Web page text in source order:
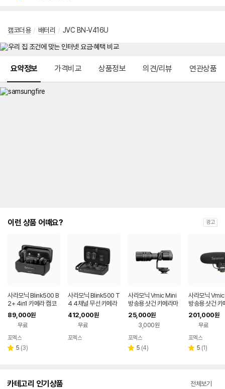
캠코더용 / 배터리 / JVC BN-V416U
요약정보 가격비교 상품정보 의견/리뷰 연관상품
이런 상품 어때요? 광고
사라모닉 Blink500 B
2+ 4in1 카메라 캠코
더 마이크
89,000원
무료
페이
포멕스
별 5 리
(3)
사라모닉 Blink500 T
4 4채널 무선 카메라
마이크 세트
412,000원
무료
포멕스
사라모닉 Vmic Mini
방송용 샷건 카메라마
이크
25,000원
3,000원
페이
포멕스
별 5 리
(4)
사라모닉
방송용 샷건 카
이크
201,000원
무료
페이
포멕스
별 5 리
(1)
카테고리 인기상품 전체보기